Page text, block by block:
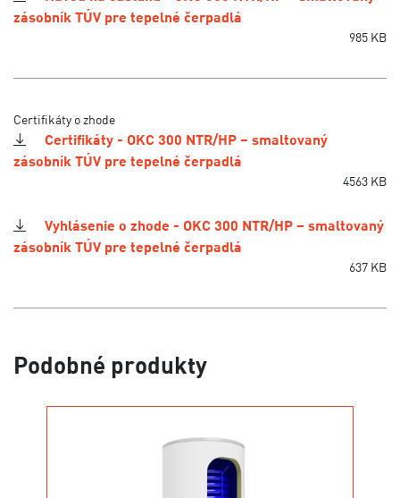
zásobník TÚV pre tepelné čerpadlá
985 KB
Certifikáty o zhode
Certifikáty - OKC 300 NTR/HP – smaltovaný
zásobník TÚV pre tepelné čerpadlá
4563 KB
Vyhlásenie o zhode - OKC 300 NTR/HP – smaltovaný
zásobník TÚV pre tepelné čerpadlá
637 KB
Podobné produkty